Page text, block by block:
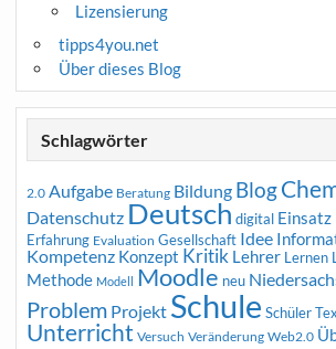
Lizensierung
tipps4you.net
Über dieses Blog
Schlagwörter
2.0 Aufgabe Beratung Bildung Blog
Datenschutz Deutsch digital Einsatz
Erfahrung Evaluation Gesellschaft Idee
Kompetenz Konzept Kritik Lehrer Lernen
Methode Modell Moodle neu
Problem Projekt Schule Schüler
Unterricht Versuch Veränderung Web2.0